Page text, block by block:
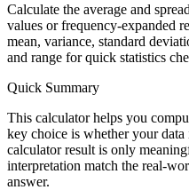
Calculate the average and
values or frequency-expanded
mean, variance, standard
and range for quick statistics
Quick Summary
This calculator helps you
key choice is whether your
calculator result is only
interpretation match the real-
answer.